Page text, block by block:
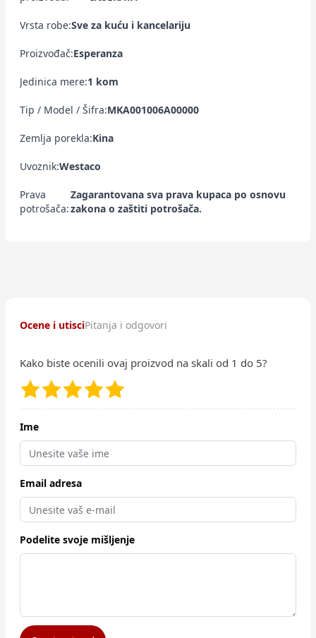
Vrsta robe:Sve za kuću i kancelariju
Proizvođač:Esperanza
Jedinica mere:1 kom
Tip / Model / Šifra:MKA001006A00000
Zemlja porekla:Kina
Uvoznik:Westaco
Prava
potrošača:
Zagarantovana sva prava kupaca po osnovu
zakona o zaštiti potrošača.
Ocene i utisciPitanja i odgovori
Kako biste ocenili ovaj proizvod na skali od 1 do 5?
Ime
Email adresa
Podelite svoje mišljenje